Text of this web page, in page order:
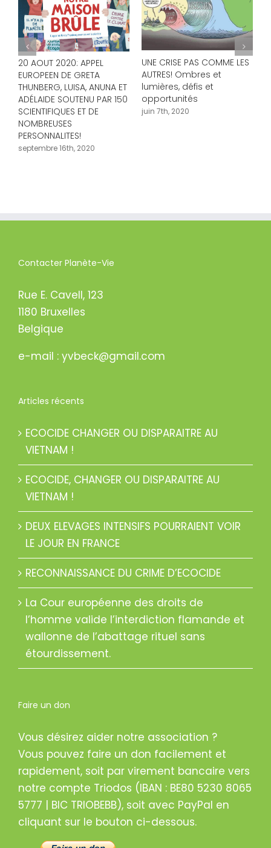
20 AOUT 2020: APPEL
EUROPEEN DE GRETA
THUNBERG, LUISA, ANUNA ET
ADÉLAIDE SOUTENU PAR 150
SCIENTIFIQUES ET DE
NOMBREUSES
PERSONNALITES!
septembre 16th, 2020
UNE CRISE PAS COMME LES
AUTRES! Ombres et
lumières, défis et
opportunités
juin 7th, 2020
Contacter Planète-Vie
Rue E. Cavell, 123
1180 Bruxelles
Belgique
e-mail : yvbeck@gmail.com
Articles récents
ECOCIDE CHANGER OU DISPARAITRE AU
VIETNAM !
ECOCIDE, CHANGER OU DISPARAITRE AU
VIETNAM !
DEUX ELEVAGES INTENSIFS POURRAIENT VOIR
LE JOUR EN FRANCE
RECONNAISSANCE DU CRIME D’ECOCIDE
La Cour européenne des droits de
l’homme valide l’interdiction flamande et
wallonne de l’abattage rituel sans
étourdissement.
Faire un don
Vous désirez aider notre association ?
Vous pouvez faire un don facilement et
rapidement, soit par virement bancaire vers
notre compte Triodos (IBAN : BE80 5230 8065
5777 | BIC TRIOBEBB), soit avec PayPal en
cliquant sur le bouton ci-dessous.